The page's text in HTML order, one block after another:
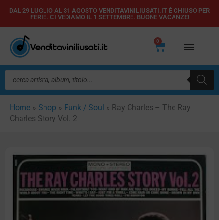
Vai
contenuto
DAL 29 LUGLIO AL 31 AGOSTO VENDITAVINILIUSATI.IT È CHIUSO PER
FERIE. CI VEDIAMO IL 1 SETTEMBRE. BUONE VACANZE!
0
Carrello
Ricerca
prodotti
Home » Shop » Funk / Soul » Ray Charles – The Ray
Charles Story Vol. 2